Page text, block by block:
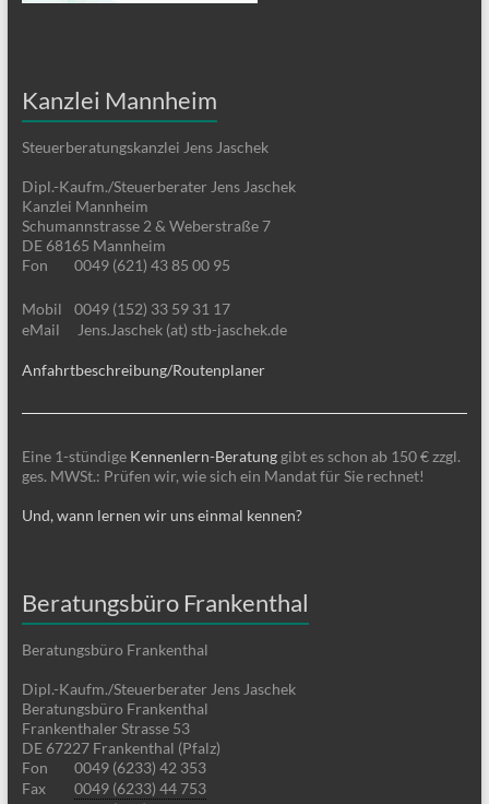
Kanzlei Mannheim
Steuerberatungskanzlei Jens Jaschek
Dipl.-Kaufm./Steuerberater Jens Jaschek
Kanzlei Mannheim
Schumannstrasse 2 & Weberstraße 7
DE 68165 Mannheim
Fon
0049 (621) 43 85 00 95
Mobil
0049 (152) 33 59 31 17
eMail
Jens.Jaschek (at) stb-jaschek.de
Anfahrtbeschreibung/Routenplaner
Eine 1-stündige Kennenlern-Beratunggibt es schon ab 150 € zzgl.
ges. MWSt.: Prüfen wir, wie sich ein Mandat für Sie rechnet!
Und, wann lernen wir uns einmal kennen?
Beratungsbüro Frankenthal
Beratungsbüro Frankenthal
Dipl.-Kaufm./Steuerberater Jens Jaschek
Beratungsbüro Frankenthal
Frankenthaler Strasse 53
DE 67227 Frankenthal (Pfalz)
Fon
0049 (6233) 42 353
Fax
0049 (6233) 44 753